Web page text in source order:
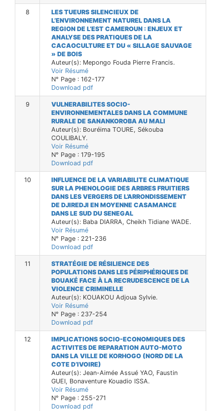
8
LES TUEURS SILENCIEUX DE
L’ENVIRONNEMENT NATUREL DANS LA
REGION DE L’EST CAMEROUN : ENJEUX ET
ANALYSE DES PRATIQUES DE LA
CACAOCULTURE ET DU « SILLAGE SAUVAGE
» DE BOIS
Auteur(s): Mepongo Fouda Pierre Francis.
Voir Résumé
N° Page : 162-177
Download pdf
9
VULNERABILITES SOCIO-
ENVIRONNEMENTALES DANS LA COMMUNE
RURALE DE SANANKOROBA AU MALI
Auteur(s): Bouréima TOURE, Sékouba
COULIBALY.
Voir Résumé
N° Page : 179-195
Download pdf
10
INFLUENCE DE LA VARIABILITE CLIMATIQUE
SUR LA PHENOLOGIE DES ARBRES FRUITIERS
DANS LES VERGERS DE L’ARRONDISSEMENT
DE DJIREDJI EN MOYENNE CASAMANCE
DANS LE SUD DU SENEGAL
Auteur(s): Baba DIARRA, Cheikh Tidiane WADE.
Voir Résumé
N° Page : 221-236
Download pdf
11
STRATÉGIE DE RÉSILIENCE DES
POPULATIONS DANS LES PÉRIPHÉRIQUES DE
BOUAKÉ FACE À LA RECRUDESCENCE DE LA
VIOLENCE CRIMINELLE
Auteur(s): KOUAKOU Adjoua Sylvie.
Voir Résumé
N° Page : 237-254
Download pdf
12
IMPLICATIONS SOCIO-ECONOMIQUES DES
ACTIVITES DE REPARATION AUTO-MOTO
DANS LA VILLE DE KORHOGO (NORD DE LA
COTE D’IVOIRE)
Auteur(s): Jean-Aimée Assué YAO, Faustin
GUEI, Bonaventure Kouadio ISSA.
Voir Résumé
N° Page : 255-271
Download pdf